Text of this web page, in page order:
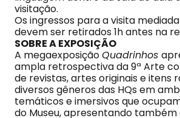
visitação.
Os ingressos para a visita
devem ser retirados 1h antes na
SOBRE A EXPOSIÇÃO
A megaexposiçãoQuadrinhos
ampla retrospectiva da 9ª Arte
de revistas, artes originais e itens
diversos gêneros das HQs em
temáticos e imersivos que
do Museu, apresentando também